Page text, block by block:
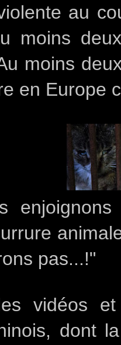
au
moins
moins
en Europe
pas...!"
vidéos
dont